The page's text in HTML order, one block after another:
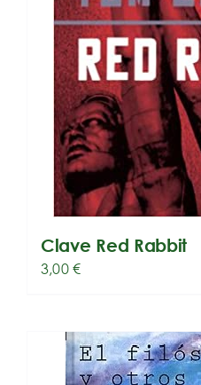
Clave Red Rabbit
3,00€